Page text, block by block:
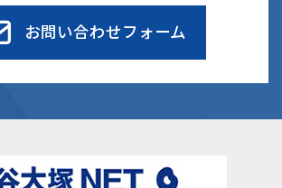
お問い合わせフォーム